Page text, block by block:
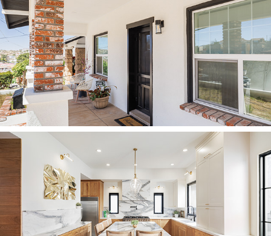
2025
CASITA NOGALES
2025
LA MIRADA